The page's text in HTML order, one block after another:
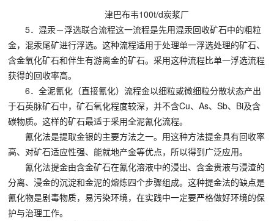
津巴布韦100t/d炭浆厂
5．混汞－浮选联合流程这一流程是先用混汞回收矿石中的粗粒
金，混汞尾矿进行浮选。这种流程适用于处理单一浮选处理的矿石、
含金氧化矿石和伴生有游离金的矿石。采用这种流程比单一浮选流程
获得的回收率高。
6．全泥氰化（直接氰化）流程金以细粒或微细粒分散状态产出
于石英脉矿石中，矿石氧化程度较深，并不含Cu、As、Sb、Bi及含
碳物质。这样的矿石最适于采用全泥氰化流程。
氰化法是提取金银的主要方法之一。用这种方法提金具有回收率
高、对矿石适应性强、能就地产金等优点，所以得到广泛应用。
氰化法提金由含金矿石在氰化溶液中的浸出、含金贵液与浸渣的
分离、浸金的沉淀和金泥的熔炼四个步骤组成。这种提金法的缺点是
氰化物是剧毒物质，易污染环境，在实践中一定要严格做好环境的保
护与治理工作。